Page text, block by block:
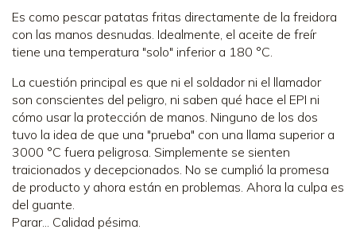
Es como pescar patatas fritas directamente de la freidora
con las manos desnudas. Idealmente, el aceite de freír
tiene una temperatura "solo" inferior a 180 °C.
La cuestión principal es que ni el soldador ni el llamador
son conscientes del peligro, ni saben qué hace el EPI ni
cómo usar la protección de manos. Ninguno de los dos
tuvo la idea de que una "prueba" con una llama superior a
3000 °C fuera peligrosa. Simplemente se sienten
traicionados y decepcionados. No se cumplió la promesa
de producto y ahora están en problemas. Ahora la culpa es
del guante.
Parar... Calidad pésima.